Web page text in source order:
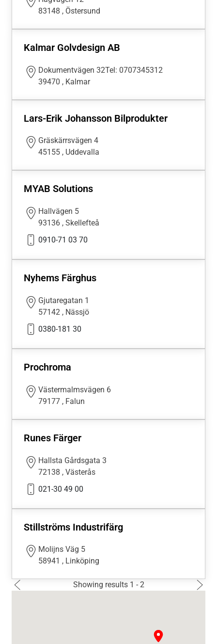
83148 , Östersund
Kalmar Golvdesign AB
Dokumentvägen 32Tel: 0707345312
39470 , Kalmar
Lars-Erik Johansson Bilprodukter
Gräskärrsvägen 4
45155 , Uddevalla
MYAB Solutions
Hallvägen 5
93136 , Skellefteå
0910-71 03 70
Nyhems Färghus
Gjutaregatan 1
57142 , Nässjö
0380-181 30
Prochroma
Västermalmsvägen 6
79177 , Falun
Runes Färger
Hallsta Gårdsgata 3
72138 , Västerås
021-30 49 00
Stillströms Industrifärg
Molijns Väg 5
58941 , Linköping
Showing results 1 - 2